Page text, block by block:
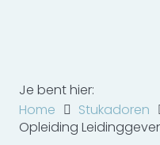
Je bent hier:
Home
Stukadoren
Opleiding